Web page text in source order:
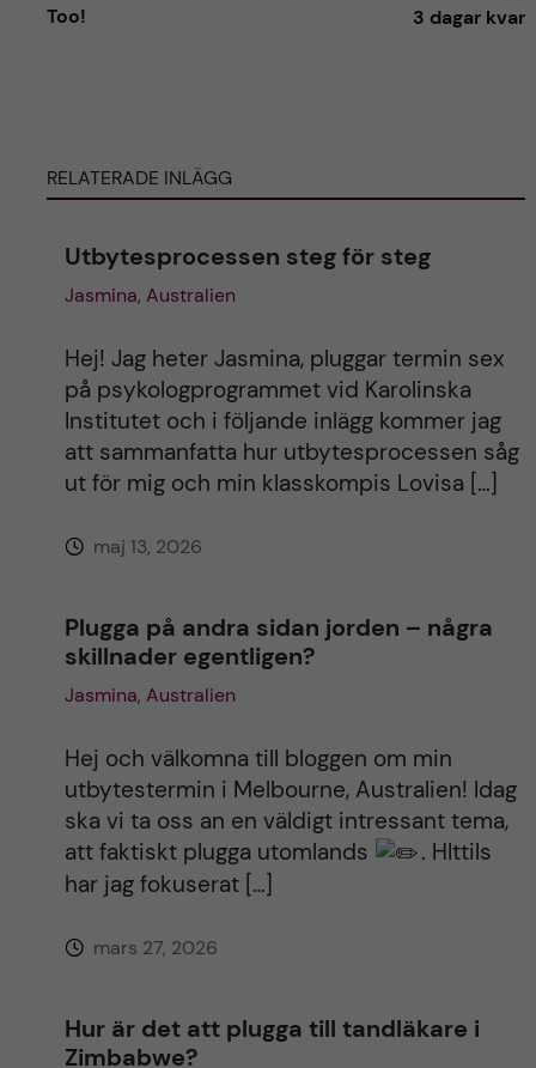
r
Too!
3 dagar kvar
RELATERADE INLÄGG
Utbytesprocessen steg för steg
Jasmina, Australien
Hej! Jag heter Jasmina, pluggar termin sex
på psykologprogrammet vid Karolinska
Institutet och i följande inlägg kommer jag
att sammanfatta hur utbytesprocessen såg
ut för mig och min klasskompis Lovisa […]
maj 13, 2026
Plugga på andra sidan jorden – några
skillnader egentligen?
Jasmina, Australien
Hej och välkomna till bloggen om min
utbytestermin i Melbourne, Australien! Idag
ska vi ta oss an en väldigt intressant tema,
att faktiskt plugga utomlands
. HIttils
har jag fokuserat […]
mars 27, 2026
Hur är det att plugga till tandläkare i
Zimbabwe?